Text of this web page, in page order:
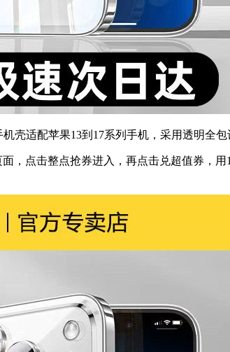
壳适配苹果13到17系列手机，采用透明全包
，点击整点抢券进入，再点击兑超值券，